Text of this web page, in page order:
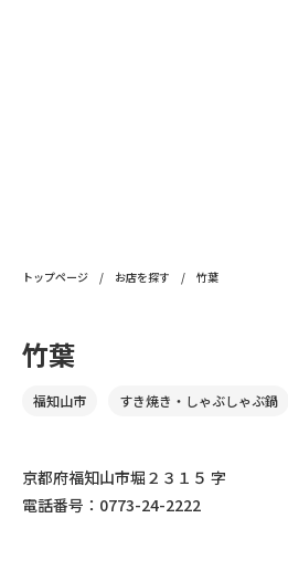
トップページ / お店を探す / 竹葉
竹葉
福知山市 すき焼き・しゃぶしゃぶ鍋
京都府福知山市堀２３１５ 字
電話番号：0773-24-2222